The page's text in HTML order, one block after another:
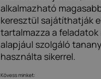
alkalmazható
keresztül sajátíthatják
tartalmazza a
alapjául szolgáló
használta sikerrel.
Kövess minket: